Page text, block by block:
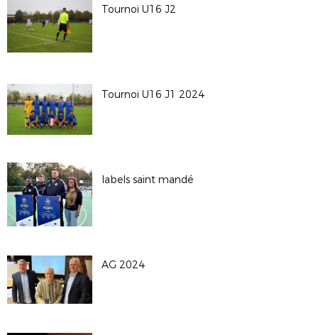
Tournoi U16 J2
Tournoi U16 J1 2024
labels saint mandé
AG 2024